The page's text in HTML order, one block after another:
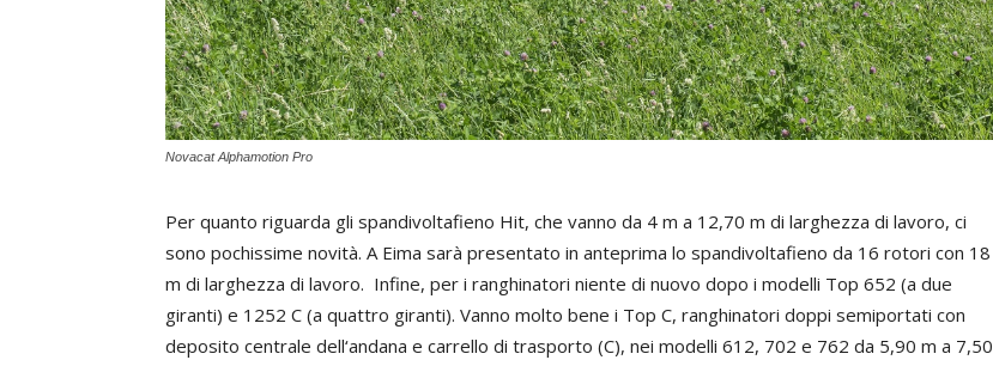
Novacat Alphamotion Pro
Per quanto riguarda gli spandivoltafieno Hit, che vanno da 4 m a 12,70 m di larghezza di lavoro, ci
sono pochissime novità. A Eima sarà presentato in anteprima lo spandivoltafieno da 16 rotori con 18
m di larghezza di lavoro. Infine, per i ranghinatori niente di nuovo dopo i modelli Top 652 (a due
giranti) e 1252 C (a quattro giranti). Vanno molto bene i Top C, ranghinatori doppi semiportati con
deposito centrale dell‘andana e carrello di trasporto (C), nei modelli 612, 702 e 762 da 5,90 m a 7,50